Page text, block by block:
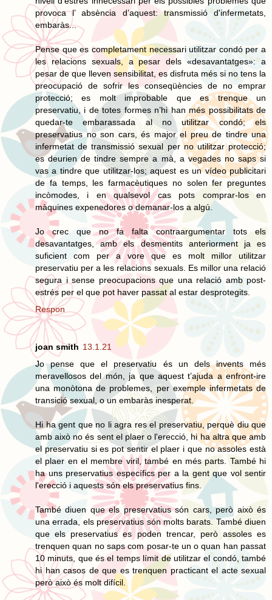
provoca l’ absència d’aquest: transmissió d'infermetats,
embaràs...
Pense que es completament necessari utilitzar condó per a
les relacions sexuals, a pesar dels «desavantatges»: a
pesar de que lleven sensibilitat, es disfruta més si no tens la
preocupació de sofrir les conseqüències de no emprar
protecció; es molt improbable que es trenque un
preservatiu, i de totes formes n’hi han més possibilitats de
quedar-te embarassada al no utilitzar condó; els
preservatius no son cars, és major el preu de tindre una
infermetat de transmissió sexual per no utilitzar protecció;
es deurien de tindre sempre a mà, a vegades no saps si
vas a tindre que utilitzar-los; aquest es un vídeo publicitari
de fa temps, les farmacèutiques no solen fer preguntes
incòmodes, i en qualsevol cas pots comprar-los en
màquines expenedores o demanar-los a algú.
Jo crec que no fa falta contraargumentar tots els
desavantatges, amb els desmentits anteriorment ja es
suficient com per a vore que es molt millor utilitzar
preservatiu per a les relacions sexuals. Es millor una relació
segura i sense preocupacions que una relació amb post-
estrés per el que pot haver passat al estar desprotegits.
Respon
joan smith 13.1.21
Jo pense que el preservatiu és un dels invents més
meravellosos del món, ja que aquest t’ajuda a enfront-ire
una monòtona de problemes, per exemple infermetats de
transició sexual, o un embaràs inesperat.
Hi ha gent que no li agra res el preservatiu, perquè diu que
amb això no és sent el plaer o l'erecció, hi ha altra que amb
el preservatiu si es pot sentir el plaer i que no assoles està
el plaer en el membre viril, també en més parts. També hi
ha uns preservatius específics per a la gent que vol sentir
l'erecció i aquests són els preservatius fins.
També diuen que els preservatius són cars, però això és
una errada, els preservatius són molts barats. També diuen
que els preservatius es poden trencar, però assoles es
trenquen quan no saps com posar-te un o quan han passat
10 minuts, que és el temps límit de utilitzar el condó, també
hi han casos de que es trenquen practicant el acte sexual
però això és molt difícil.